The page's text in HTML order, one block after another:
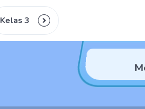
Kelas 3